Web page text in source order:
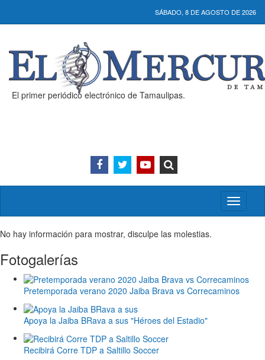
SÁBADO, 8 DE AGOSTO DE 2026
El primer periódico electrónico de Tamaulipas.
Activar/
menú
No hay información para mostrar, disculpe las molestias.
Fotogalerías
Pretemporada verano 2020 Jaiba Brava vs Correcaminos
Apoya la Jaiba BRava a sus "Héroes del Estadio"
Recibirá Corre TDP a Saltillo Soccer